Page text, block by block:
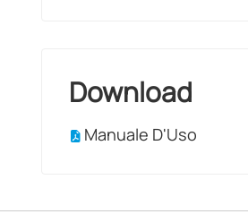
Download
Manuale D'Uso